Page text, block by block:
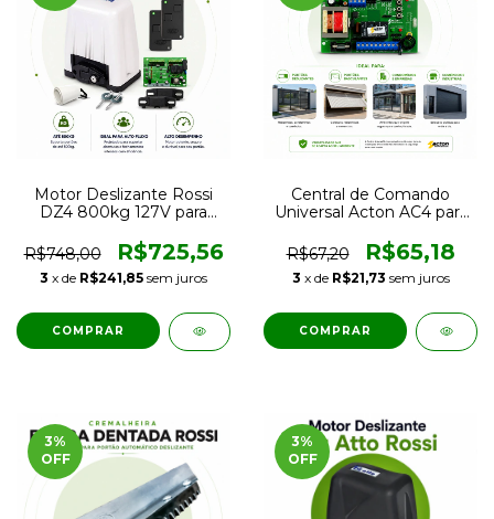
Motor Deslizante Rossi
DZ4 800kg 127V para
Residencial e Comercial
R$748,00 R$725,56
3 x de R$241,85 sem juros
Central de Comando
Universal Acton AC4 para
Basculante
R$67,20 R$65,18
3 x de R$21,73 sem juros
3%
OFF
3%
OFF